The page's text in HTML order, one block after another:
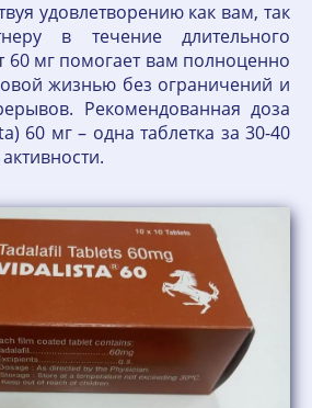
удовлетворению как вам, так
в течение длительного
60 мг помогает вам полноценно
жизнью без ограничений и
Рекомендованная доза
60 мг – одна таблетка за 30-40